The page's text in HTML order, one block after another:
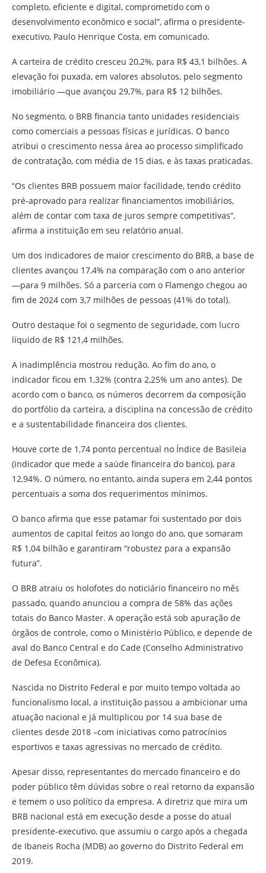
completo, eficiente e digital, comprometido com o
desenvolvimento econômico e social”, afirma o presidente-
executivo, Paulo Henrique Costa, em comunicado.
A carteira de crédito cresceu 20,2%, para R$ 43,1 bilhões. A
elevação foi puxada, em valores absolutos, pelo segmento
imobiliário —que avançou 29,7%, para R$ 12 bilhões.
No segmento, o BRB financia tanto unidades residenciais
como comerciais a pessoas físicas e jurídicas. O banco
atribui o crescimento nessa área ao processo simplificado
de contratação, com média de 15 dias, e às taxas praticadas.
“Os clientes BRB possuem maior facilidade, tendo crédito
pré-aprovado para realizar financiamentos imobiliários,
além de contar com taxa de juros sempre competitivas”,
afirma a instituição em seu relatório anual.
Um dos indicadores de maior crescimento do BRB, a base de
clientes avançou 17,4% na comparação com o ano anterior
—para 9 milhões. Só a parceria com o Flamengo chegou ao
fim de 2024 com 3,7 milhões de pessoas (41% do total).
Outro destaque foi o segmento de seguridade, com lucro
líquido de R$ 121,4 milhões.
A inadimplência mostrou redução. Ao fim do ano, o
indicador ficou em 1,32% (contra 2,25% um ano antes). De
acordo com o banco, os números decorrem da composição
do portfólio da carteira, a disciplina na concessão de crédito
e a sustentabilidade financeira dos clientes.
Houve corte de 1,74 ponto percentual no Índice de Basileia
(indicador que mede a saúde financeira do banco), para
12,94%. O número, no entanto, ainda supera em 2,44 pontos
percentuais a soma dos requerimentos mínimos.
O banco afirma que esse patamar foi sustentado por dois
aumentos de capital feitos ao longo do ano, que somaram
R$ 1,04 bilhão e garantiram “robustez para a expansão
futura”.
O BRB atraiu os holofotes do noticiário financeiro no mês
passado, quando anunciou a compra de 58% das ações
totais do Banco Master. A operação está sob apuração de
órgãos de controle, como o Ministério Público, e depende de
aval do Banco Central e do Cade (Conselho Administrativo
de Defesa Econômica).
Nascida no Distrito Federal e por muito tempo voltada ao
funcionalismo local, a instituição passou a ambicionar uma
atuação nacional e já multiplicou por 14 sua base de
clientes desde 2018 –com iniciativas como patrocínios
esportivos e taxas agressivas no mercado de crédito.
Apesar disso, representantes do mercado financeiro e do
poder público têm dúvidas sobre o real retorno da expansão
e temem o uso político da empresa. A diretriz que mira um
BRB nacional está em execução desde a posse do atual
presidente-executivo, que assumiu o cargo após a chegada
de Ibaneis Rocha (MDB) ao governo do Distrito Federal em
2019.